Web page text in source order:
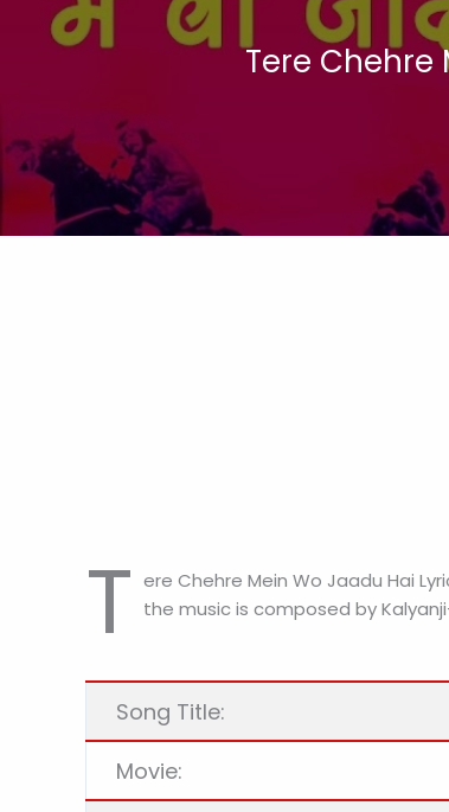
Tere Chehre
T ere Chehre Mein Wo Jaadu Hai
the music is composed by
Song Title:
Movie: